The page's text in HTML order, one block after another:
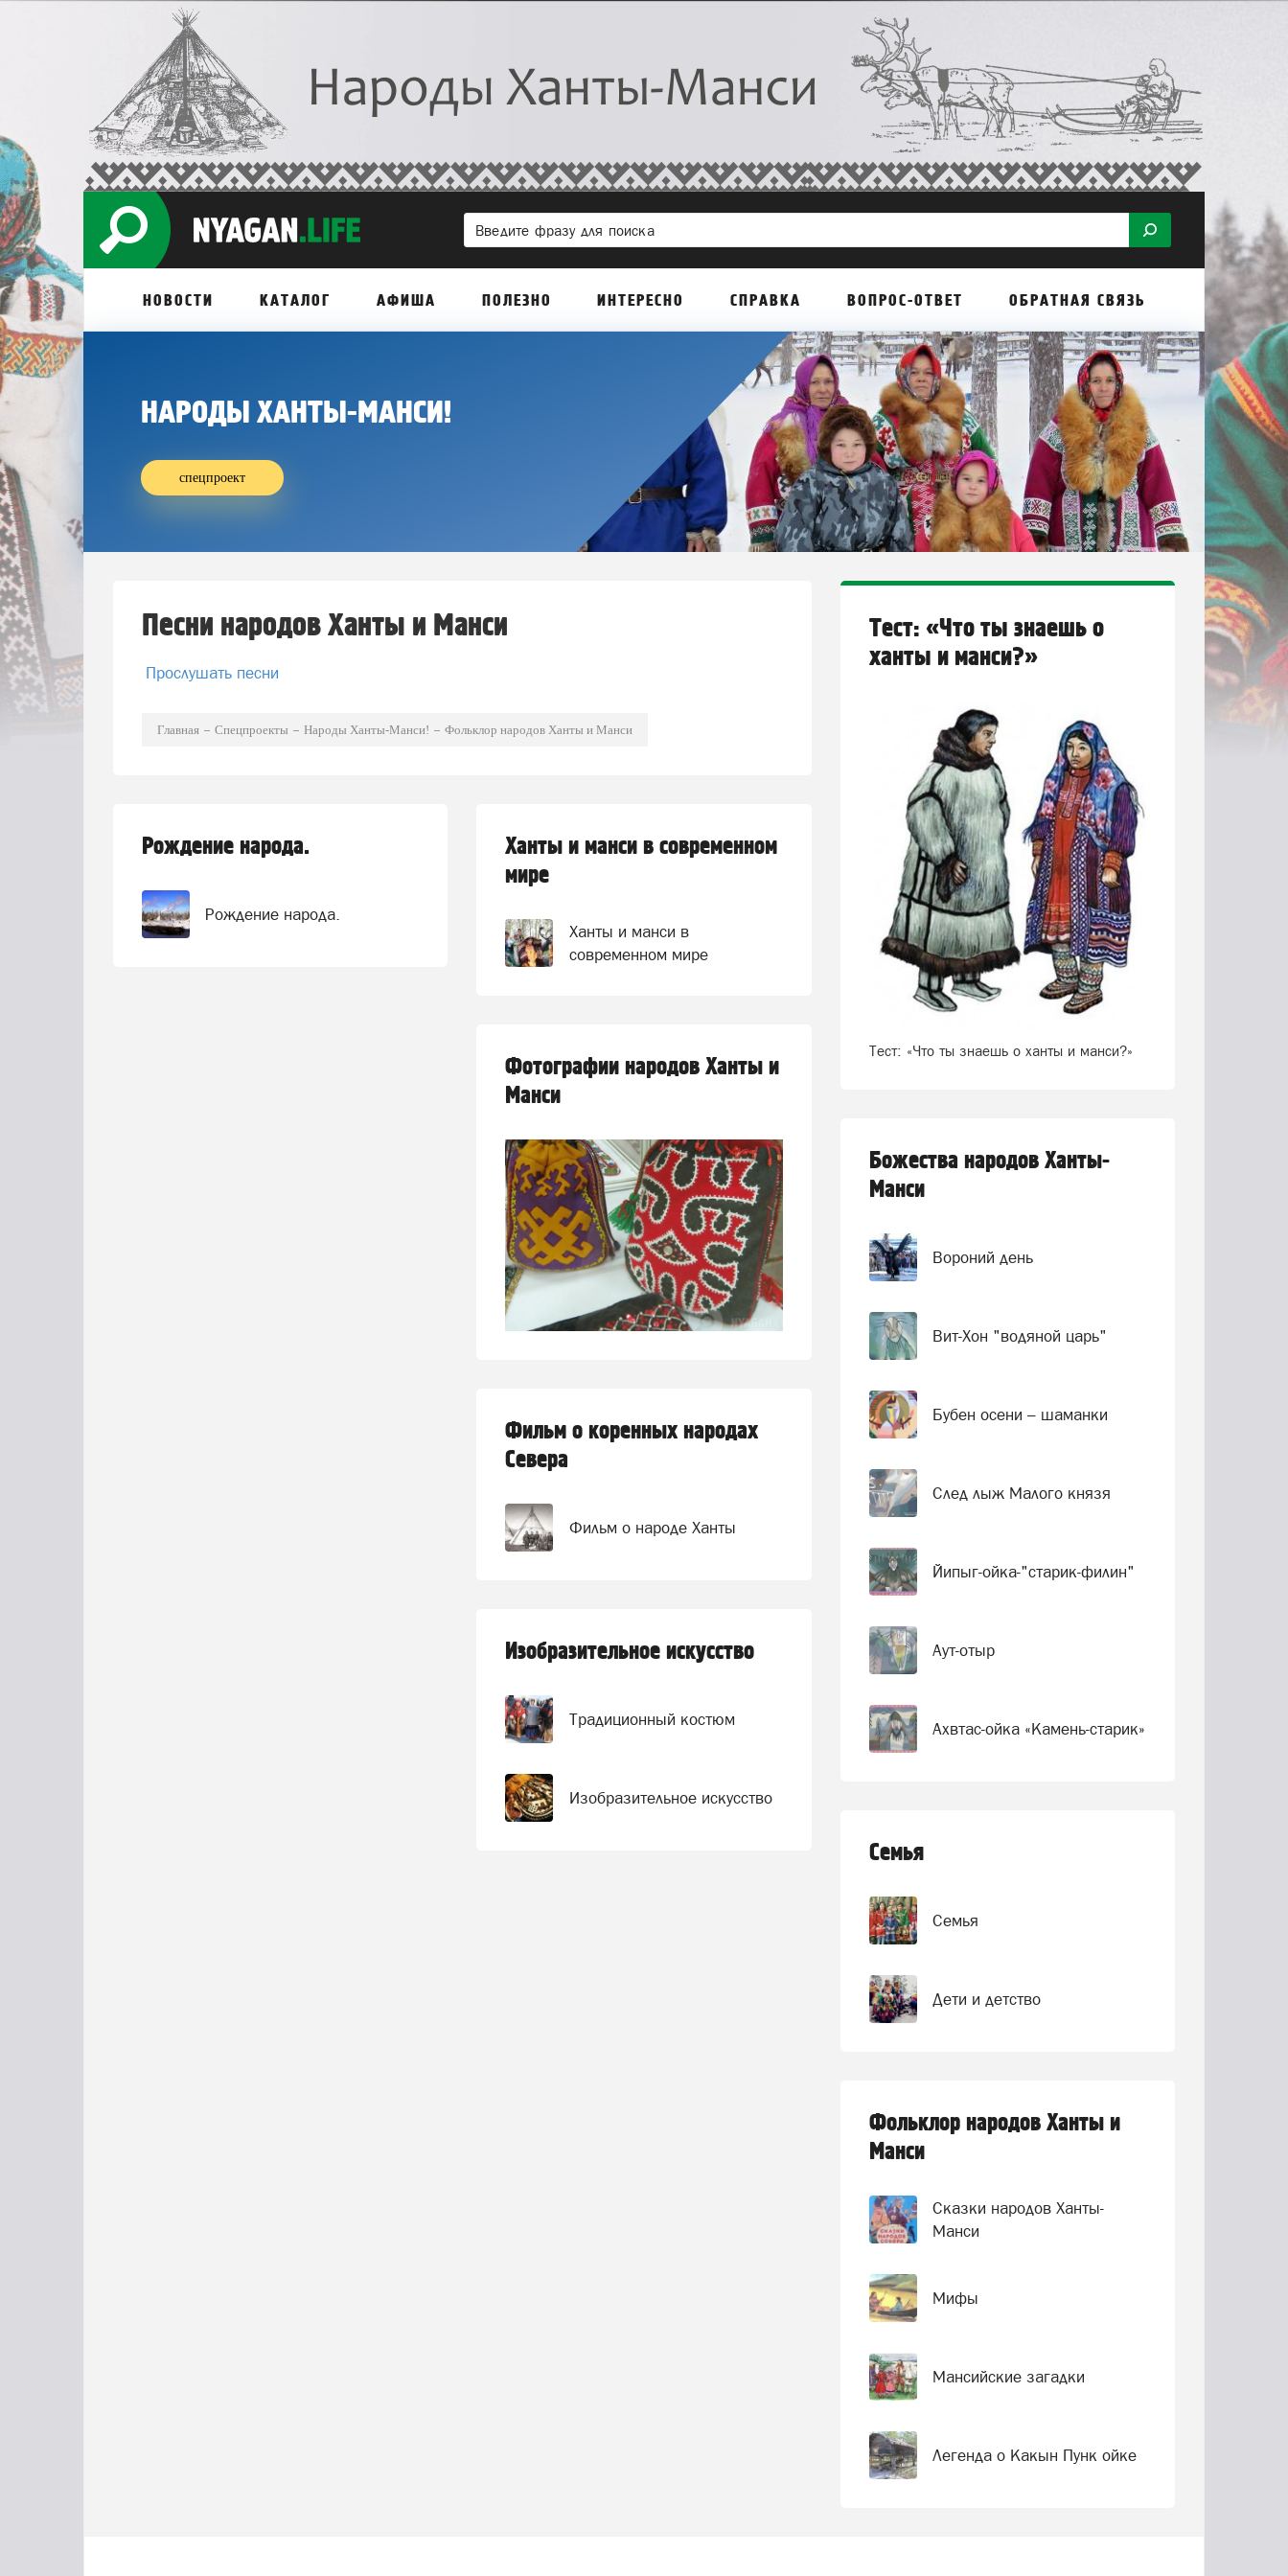
НОВОСТИ КАТАЛОГ АФИША ПОЛЕЗНО ИНТЕРЕСНО СПРАВКА ВОПРОС-ОТВЕТ ОБРАТНАЯ СВЯЗЬ
НАРОДЫ ХАНТЫ-МАНСИ!
спецпроект
Песни народов Ханты и Манси
Прослушать песни
Главная Спецпроекты Народы Ханты-Манси! Фольклор народов Ханты и Манси
Рождение народа.
Рождение народа.
Ханты и манси в современном
мире
Ханты и манси в
современном мире
Фотографии народов Ханты и
Манси
Фильм о коренных народах
Севера
Фильм о народе Ханты
Изобразительное искусство
Традиционный костюм
Изобразительное искусство
Тест: «Что ты знаешь о
ханты и манси?»
Тест: «Что ты знаешь о ханты и манси?»
Божества народов Ханты-
Манси
Вороний день
Вит-Хон "водяной царь"
Бубен осени – шаманки
След лыж Малого князя
Йипыг-ойка-"старик-филин"
Аут-отыр
Ахвтас-ойка «Камень-старик»
Семья
Семья
Дети и детство
Фольклор народов Ханты и
Манси
Сказки народов Ханты-
Манси
Мифы
Мансийские загадки
Легенда о Какын Пунк ойке